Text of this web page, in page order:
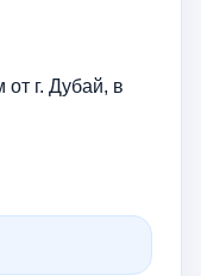
от г. Дубай, в